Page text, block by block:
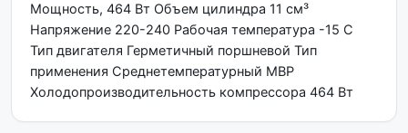
Мощность, 464 Вт Объем цилиндра 11 см³
Напряжение 220-240 Рабочая температура -15 С
Тип двигателя Герметичный поршневой Тип
применения Среднетемпературный МBP
Холодопроизводительность компрессора 464 Вт